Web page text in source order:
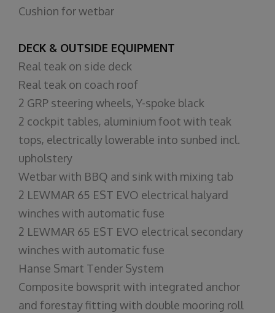
Cushion for wetbar
DECK & OUTSIDE EQUIPMENT
Real teak on side deck
Real teak on coach roof
2 GRP steering wheels, Y-spoke black
2 cockpit tables, aluminium foot with teak
tops, electrically lowerable into sunbed incl.
upholstery
Wetbar with BBQ and sink with mixing tab
2 LEWMAR 65 EST EVO electrical halyard
winches with automatic fuse
2 LEWMAR 65 EST EVO electrical secondary
winches with automatic fuse
Hanse Smart Tender System
Composite bowsprit with integrated anchor
and forestay fitting with double mooring roll